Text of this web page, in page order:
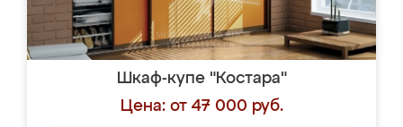
Шкаф-купе "Костара"
Цена: от 47 000 руб.